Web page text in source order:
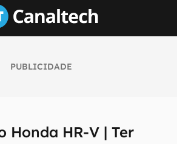
PUBLICIDADE
Honda HR-V | Ter
sobre tecnologia em primeira